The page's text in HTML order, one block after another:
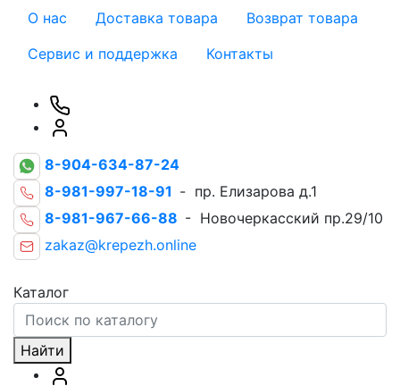
О нас Доставка товара
Возврат товара
Сервис и поддержка
Контакты
8-904-634-87-24
8-981-997-18-91 - пр. Елизарова д.1
8-981-967-66-88 - Новочеркасский пр.29/10
zakaz@krepezh.online
Каталог
Найти